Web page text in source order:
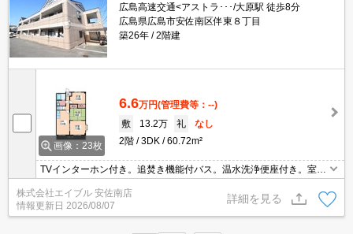
広島高速交通<アストラ･･･/大原駅 徒歩8分
広島県広島市安佐南区伴東８丁目
築26年
2階建
画像：23枚
6.6万円(管理費等：--)
敷
13.2万 礼
なし
2階
3DK 60.72m²
TVインターホン付き。追焚き機能付バス。温水洗浄便座付き。室内
洗濯機置場。照明器具付き。クローゼット付。エアコン付き。イン
ターネット無料。CATV受信可。最寄り駅まで徒歩9分！。出窓あ
り。
株式会社エイブル 安佐南店
情報更新日 2026/08/07
詳細を見る